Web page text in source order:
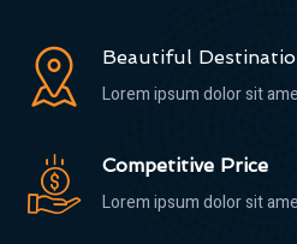
Beautiful
Lorem ipsum dolor sit
Competitive Price
Lorem ipsum dolor sit